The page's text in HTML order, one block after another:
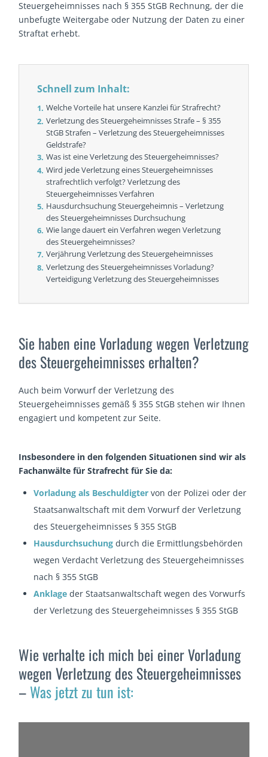
Steuergeheimnisses nach § 355 StGB Rechnung, der die
unbefugte Weitergabe oder Nutzung der Daten zu einer
Straftat erhebt.
Schnell zum Inhalt:
Welche Vorteile hat unsere Kanzlei für Strafrecht?
Verletzung des Steuergeheimnisses Strafe – § 355
StGB Strafen – Verletzung des Steuergeheimnisses
Geldstrafe?
Was ist eine Verletzung des Steuergeheimnisses?
Wird jede Verletzung eines Steuergeheimnisses
strafrechtlich verfolgt? Verletzung des
Steuergeheimnisses Verfahren
Hausdurchsuchung Steuergeheimnis – Verletzung
des Steuergeheimnisses Durchsuchung
Wie lange dauert ein Verfahren wegen Verletzung
des Steuergeheimnisses?
Verjährung Verletzung des Steuergeheimnisses
Verletzung des Steuergeheimnisses Vorladung?
Verteidigung Verletzung des Steuergeheimnisses
Sie haben eine Vorladung wegen Verletzung
des Steuergeheimnisses erhalten?
Auch beim Vorwurf der Verletzung des
Steuergeheimnisses gemäß § 355 StGB stehen wir Ihnen
engagiert und kompetent zur Seite.
Insbesondere in den folgenden Situationen sind wir als
Fachanwälte für Strafrecht für Sie da:
Vorladung als Beschuldigter von der Polizei oder der
Staatsanwaltschaft mit dem Vorwurf der Verletzung
des Steuergeheimnisses § 355 StGB
Hausdurchsuchung durch die Ermittlungsbehörden
wegen Verdacht Verletzung des Steuergeheimnisses
nach § 355 StGB
Anklage der Staatsanwaltschaft wegen des Vorwurfs
der Verletzung des Steuergeheimnisses § 355 StGB
Wie verhalte ich mich bei einer Vorladung
wegen Verletzung des Steuergeheimnisses
–Was jetzt zu tun ist: